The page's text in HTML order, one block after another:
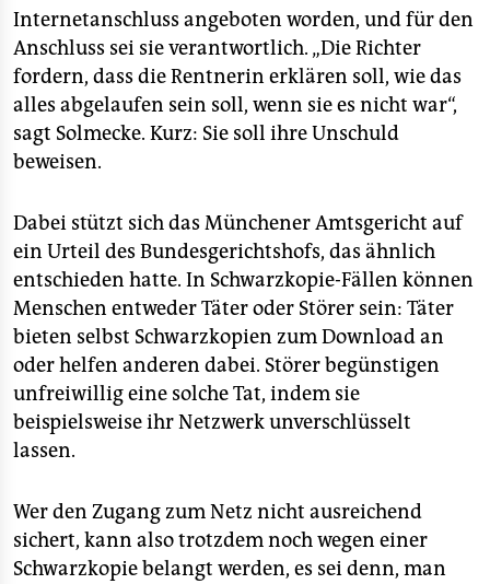
Internetanschluss angeboten worden, und für den
Anschluss sei sie verantwortlich. „Die Richter
fordern, dass die Rentnerin erklären soll, wie das
alles abgelaufen sein soll, wenn sie es nicht war“,
sagt Solmecke. Kurz: Sie soll ihre Unschuld
beweisen.
Dabei stützt sich das Münchener Amtsgericht auf
ein Urteil des Bundesgerichtshofs, das ähnlich
entschieden hatte. In Schwarzkopie-Fällen können
Menschen entweder Täter oder Störer sein: Täter
bieten selbst Schwarzkopien zum Download an
oder helfen anderen dabei. Störer begünstigen
unfreiwillig eine solche Tat, indem sie
beispielsweise ihr Netzwerk unverschlüsselt
lassen.
Wer den Zugang zum Netz nicht ausreichend
sichert, kann also trotzdem noch wegen einer
Schwarzkopie belangt werden, es sei denn, man